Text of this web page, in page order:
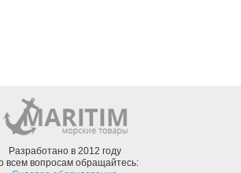
Разработано в 2012 году
всем вопросам обращайтесь: